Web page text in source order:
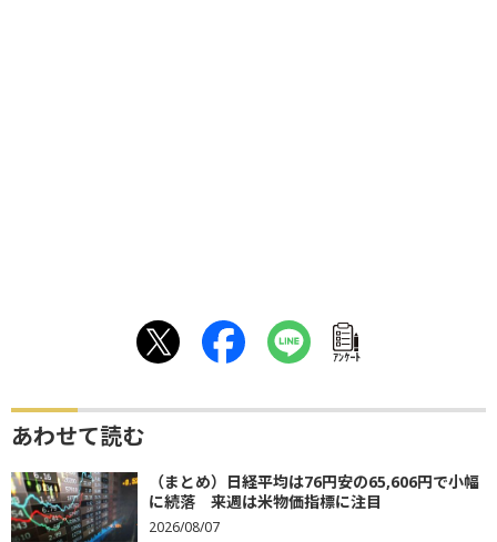
ｱﾝｹｰﾄ
あわせて読む
（まとめ）日経平均は76円安の65,606円で小幅
に続落 来週は米物価指標に注目
2026/08/07